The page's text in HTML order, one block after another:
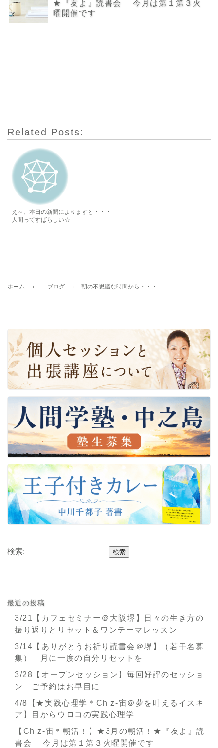
★『友よ』読書会 今月は第１第３火
曜開催です
Related Posts:
え～、本日の新聞によりますと・・・
人間ってすばらしい☆
ホーム › ブログ › 朝の不思議な時間から・・・
検索:
最近の投稿
3/21【カフェセミナー＠大阪堺】日々の生き方の
振り返りとリセット＆ワンテーマレッスン
3/14【ありがとうお祈り読書会＠堺】（若干名募
集） 月に一度の自分リセットを
3/28【オープンセッション】毎回好評のセッショ
ン ご予約はお早目に
4/8【★実践心理学＊Chiz-宙＠夢を叶えるイスキ
ア】目からウロコの実践心理学
【Chiz-宙＊朝活！】★3月の朝活！★『友よ』読
書会 今月は第１第３火曜開催です